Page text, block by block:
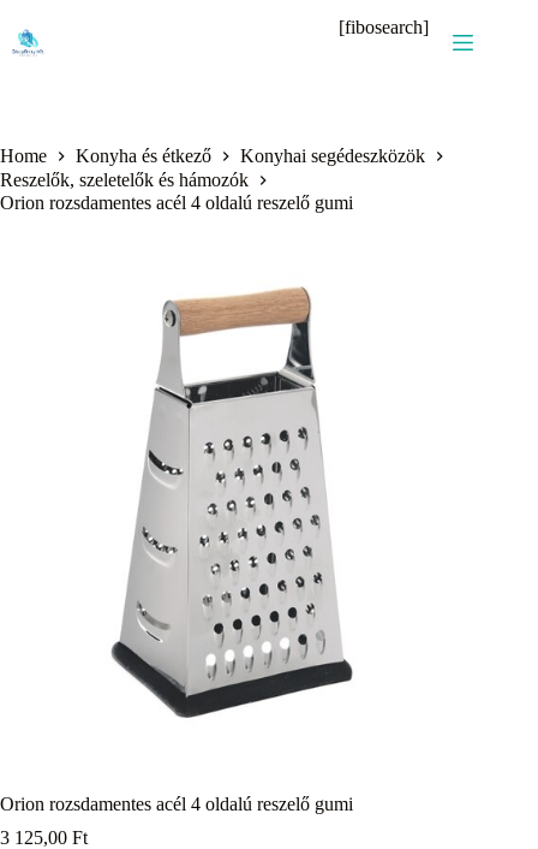
content
[fibosearch]
Home Konyha és étkező
Konyhai segédeszközök
Reszelők, szeletelők és hámozók
Orion rozsdamentes acél 4 oldalú reszelő gumi
Orion rozsdamentes acél 4 oldalú reszelő gumi
3 125,00 Ft